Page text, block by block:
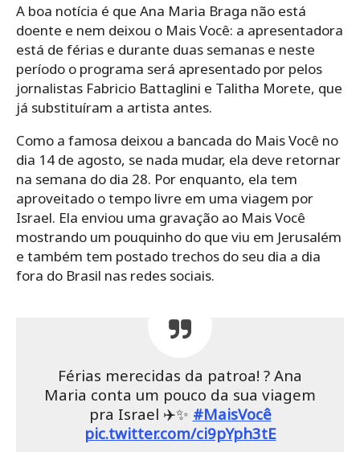
A boa notícia é que Ana Maria Braga não está
doente e nem deixou o Mais Você: a apresentadora
está de férias e durante duas semanas e neste
período o programa será apresentado por pelos
jornalistas Fabricio Battaglini e Talitha Morete, que
já substituíram a artista antes.
Como a famosa deixou a bancada do Mais Você no
dia 14 de agosto, se nada mudar, ela deve retornar
na semana do dia 28. Por enquanto, ela tem
aproveitado o tempo livre em uma viagem por
Israel. Ela enviou uma gravação ao Mais Você
mostrando um pouquinho do que viu em Jerusalém
e também tem postado trechos do seu dia a dia
fora do Brasil nas redes sociais.
Férias merecidas da patroa! ? Ana
Maria conta um pouco da sua viagem
pra Israel ✈️✨ #MaisVocê
pic.twitter.com/ci9pYph3tE